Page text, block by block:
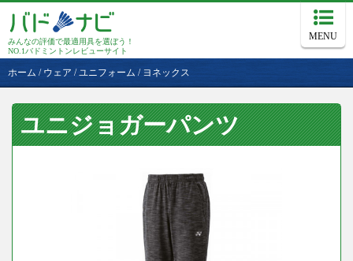
みんなの評価で最適用具を選ぼう！
NO.1バドミントンレビューサイト
MENU
ホーム / ウェア / ユニフォーム / ヨネックス
ユニジョガーパンツ